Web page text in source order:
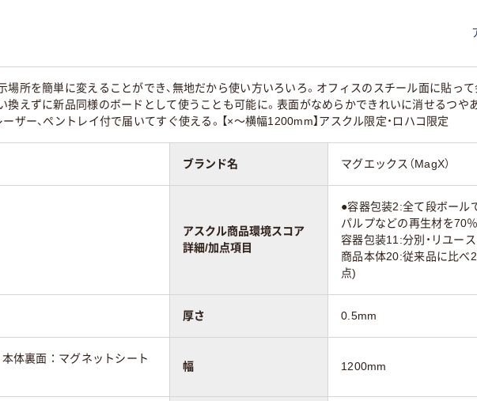
0.5mm 0.8mm 0.3ｍｍ
トシートタ
粘着剤付きシートタ
イプ
マグネットシートタ
イプ
マグネットシート
イプ
場所を簡単に変えることができ、無地だから使い方いろいろ。オフィスのスチール面に貼って
換えずに新品同様のボードとして使うことも可能に。表面がなめらかできれいに消せるつや
ザー、ペントレイ付で届いてすぐ使える。【×～横幅1200mm】アスクル限定・ロハコ限定
ブランド名 マグエックス（MagX）
アスクル商品環境スコア
詳細/加点項目
●容器包装2:全て段ボール
パルプなどの再生材を70
容器包装11:分別・リユー
商品本体20:従来品に比べ
点)
厚さ 0.5mm
体裏面：マグネットシート
幅 1200mm